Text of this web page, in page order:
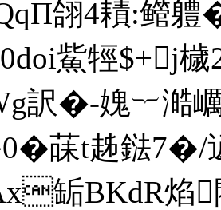
翖4耫:
0doi鮆牼
訳�-媿︸澔
菋t趀鍅
缿BKdR焰